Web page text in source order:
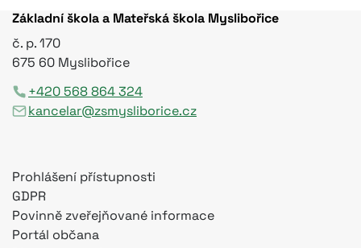
Základní škola a Mateřská škola Myslibořice
č. p. 170
675 60 Myslibořice
+420 568 864 324
kancelar@zsmysliborice.cz
Prohlášení přístupnosti
GDPR
Povinně zveřejňované informace
Portál občana